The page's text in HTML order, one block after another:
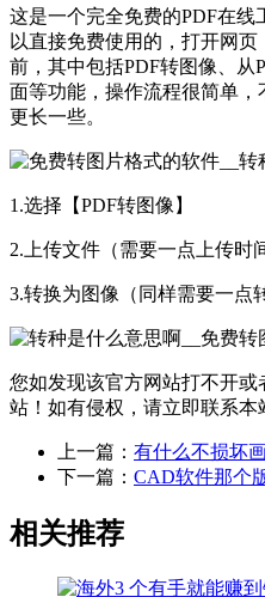
这是一个完全免费的PDF在线
以直接免费使用的，打开网
前，其中包括PDF转图像、从
面等功能，操作流程很简单
更长一些。
1.选择【PDF转图像】
2.上传文件（需要一点上传时
3.转换为图像（同样需要一点
您如发现该官方网站打不开
站！如有侵权，请立即联系本
上一篇： 有什么不损坏
下一篇： CAD软件那个
相关推荐